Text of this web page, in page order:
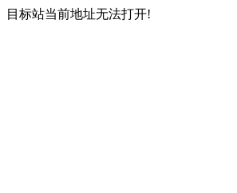
目标站当前地址无法打开!